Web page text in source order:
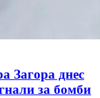
Загора днес
за бомби